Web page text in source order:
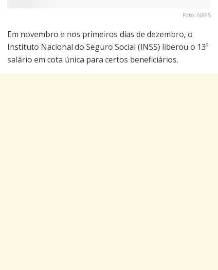
Foto: NAPS
Em novembro e nos primeiros dias de dezembro, o
Instituto Nacional do Seguro Social (INSS) liberou o 13º
salário em cota única para certos beneficiários.